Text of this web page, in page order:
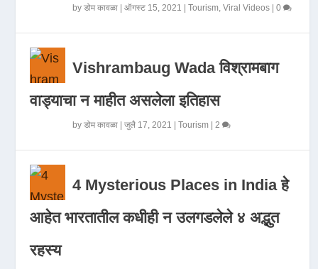
byडोम कावळा |ऑगस्ट 15, 2021 |Tourism,Viral Videos |0
Vishrambaug Wada विश्रामबाग
वाड्याचा न माहीत असलेला इतिहास
byडोम कावळा |जुलै 17, 2021 |Tourism |2
4 Mysterious Places in India हे
आहेत भारतातील कधीही न उलगडलेले ४ अद्भुत
रहस्य